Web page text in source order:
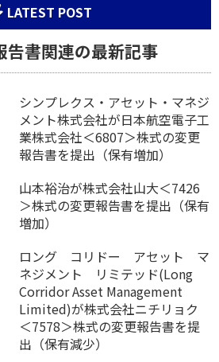
LATEST POST
告書関連の最新記事
シンプレクス・アセット・マネジ
メント株式会社が日本航空電子工
業株式会社＜6807＞株式の変更
報告書を提出（保有増加）
山本裕治が株式会社山大＜7426
＞株式の変更報告書を提出（保有
増加）
ロング コリドー アセット マ
ネジメント リミテッド(Long
Corridor Asset Management
Limited)が株式会社ニチリョク
＜7578＞株式の変更報告書を提
出（保有減少）